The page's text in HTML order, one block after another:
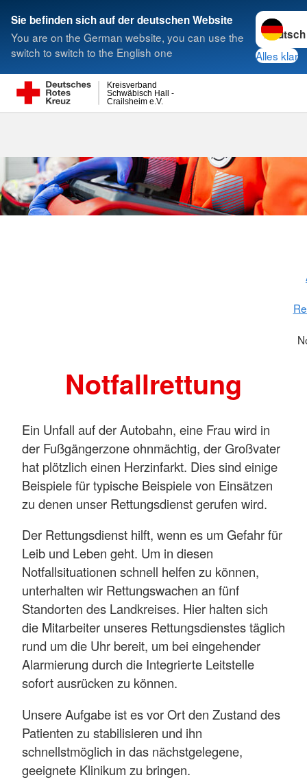
Sie befinden sich auf der deutschen Website
You are on the German website, you can use the
switch to switch to the English one
Sprache
Alles klar
Crailsheim e.V.
Schwäbisch Hall -
Kreisverband
Suche
Notfallrettung
Ein Unfall auf der Autobahn, eine Frau wird in
der Fußgängerzone ohnmächtig, der Großvater
hat plötzlich einen Herzinfarkt. Dies sind einige
Beispiele für typische Beispiele von Einsätzen
zu denen unser Rettungsdienst gerufen wird.
Der Rettungsdienst hilft, wenn es um Gefahr für
Leib und Leben geht. Um in diesen
Notfallsituationen schnell helfen zu können,
unterhalten wir Rettungswachen an fünf
Standorten des Landkreises. Hier halten sich
die Mitarbeiter unseres Rettungsdienstes täglich
rund um die Uhr bereit, um bei eingehender
Alarmierung durch die Integrierte Leitstelle
sofort ausrücken zu können.
Unsere Aufgabe ist es vor Ort den Zustand des
Patienten zu stabilisieren und ihn
schnellstmöglich in das nächstgelegene,
geeignete Klinikum zu bringen.